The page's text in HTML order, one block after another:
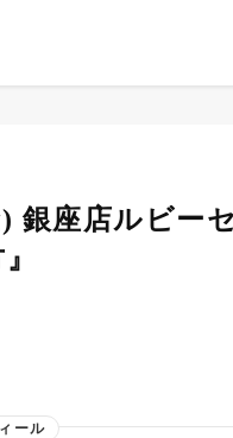
銀座店ルビー